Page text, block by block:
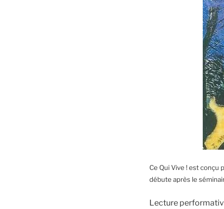
Ce Qui Vive ! est conçu
débute après le
Lecture